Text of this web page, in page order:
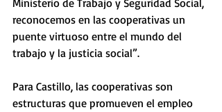
Ministerio de Trabajo y Seguridad Social,
reconocemos en las cooperativas un
puente virtuoso entre el mundo del
trabajo y la justicia social”.
Para Castillo, las cooperativas son
estructuras que promueven el empleo